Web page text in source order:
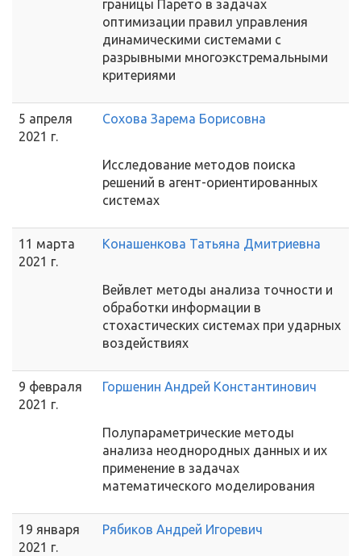
границы Парето в задачах
оптимизации правил управления
динамическими системами с
разрывными многоэкстремальными
критериями
5 апреля
2021 г.
Сохова Зарема Борисовна
Исследование методов поиска
решений в агент-ориентированных
системах
11 марта
2021 г.
Конашенкова Татьяна Дмитриевна
Вейвлет методы анализа точности и
обработки информации в
стохастических системах при ударных
воздействиях
9 февраля
2021 г.
Горшенин Андрей Константинович
Полупараметрические методы
анализа неоднородных данных и их
применение в задачах
математического моделирования
19 января
2021 г.
Рябиков Андрей Игоревич